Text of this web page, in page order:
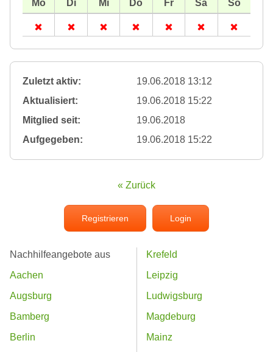
Zuletzt aktiv:
19.06.2018 13:12
Aktualisiert:
19.06.2018 15:22
Mitglied seit:
19.06.2018
Aufgegeben:
19.06.2018 15:22
« Zurück
Registrieren Login
Nachhilfeangebote aus
Aachen
Augsburg
Bamberg
Berlin
Krefeld
Leipzig
Ludwigsburg
Magdeburg
Mainz